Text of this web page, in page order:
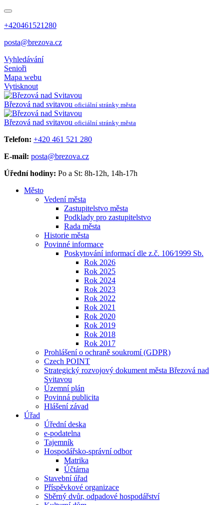
+420461521280
posta@brezova.cz
Vyhledávání
Senioři
Mapa webu
Vytisknout
Březová nad svitavou oficiální stránky města
Březová nad svitavou oficiální stránky města
Telefon: +420 461 521 280
E-mail: posta@brezova.cz
Úřední hodiny: Po a St: 8h-12h, 14h-17h
Město
Vedení města
Zastupitelstvo města
Podklady pro zastupitelstvo
Rada města
Historie města
Povinné informace
Poskytování informací dle z.č. 106⁄1999 Sb.
Rok 2026
Rok 2025
Rok 2024
Rok 2023
Rok 2022
Rok 2021
Rok 2020
Rok 2019
Rok 2018
Rok 2017
Prohlášení o ochraně soukromí (GDPR)
Czech POINT
Strategický rozvojový dokument města Březová nad
Svitavou
Územní plán
Povinná publicita
Hlášení závad
Úřad
Úřední deska
e-podatelna
Tajemník
Hospodářsko-správní odbor
Matrika
Účtárna
Stavební úřad
Příspěvkové organizace
Sběrný dvůr, odpadové hospodářství